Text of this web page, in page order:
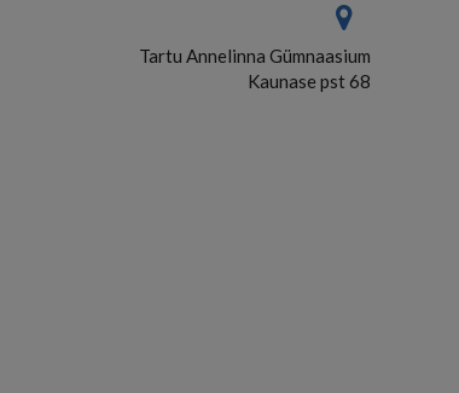
Tartu Annelinna Gümnaasium
Kaunase pst 68